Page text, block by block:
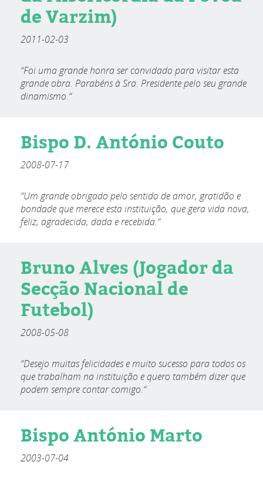
de Varzim)
2011-02-03
“Foi uma grande honra ser convidado para visitar esta
grande obra. Parabéns à Sra. Presidente pelo seu grande
dinamismo.“
Bispo D. António Couto
2008-07-17
“Um grande obrigado pelo sentido de amor, gratidão e
bondade que merece esta instituição, que gera vida nova,
feliz, agradecida, dada e recebida.“
Bruno Alves (Jogador da
Secção Nacional de
Futebol)
2008-05-08
“Desejo muitas felicidades e muito sucesso para todos os
que trabalham na instituição e quero também dizer que
podem sempre contar comigo.“
Bispo António Marto
2003-07-04